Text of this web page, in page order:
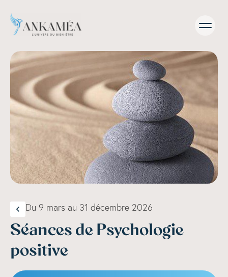
Du 9 mars au 31 décembre 2026
Séances de Psychologie
positive